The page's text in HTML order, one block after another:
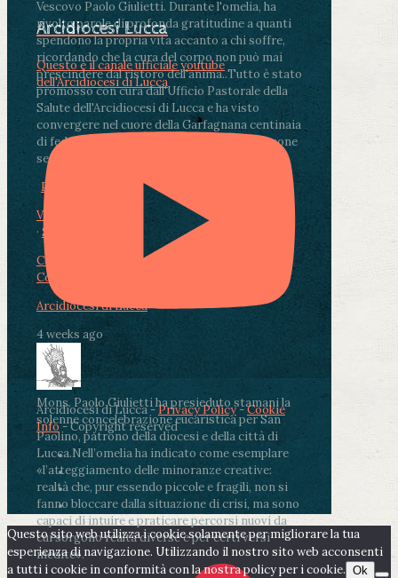
Vescovo Paolo Giulietti. Durante l'omelia, ha
rivolto parole di profonda gratitudine a quanti
spendono la propria vita accanto a chi soffre,
ricordando che la cura del corpo non può mai
prescindere dal ristoro dell'anima..Tutto è stato
promosso con cura dall'Ufficio Pastorale della
Salute dell'Arcidiocesi di Lucca e ha visto
convergere nel cuore della Garfagnana centinaia
di fedeli, operatori sanitari, volontari e persone
segnate dalla malattia.
Photo
View on Facebook
· Share
Condividi su Facebook
Condividi su LinkedIn
Arcidiocesi di Lucca
4 weeks ago
Mons. Paolo Giulietti ha presieduto stamani la
solenne concelebrazione eucaristica per San
Paolino, patrono della diocesi e della città di
Lucca.Nell’omelia ha indicato come esemplare
«l’atteggiamento delle minoranze creative:
realtà che, pur essendo piccole e fragili, non si
fanno bloccare dalla situazione di crisi, ma sono
capaci di intuire e praticare percorsi nuovi da
cui sorgono realtà diverse e per certi versi
inedite».
Arcidiocesi Lucca
Questo è il canale ufficiale youtube
dell'Arcidiocesi di Lucca
Arcidiocesi di Lucca -Privacy Policy-Cookie
Info- Copyright reserved
Questo sito web utilizza i cookie solamente per migliorare la tua
esperienza di navigazione. Utilizzando il nostro sito web acconsenti
a tutti i cookie in conformità con la nostra policy per i cookie. Ok